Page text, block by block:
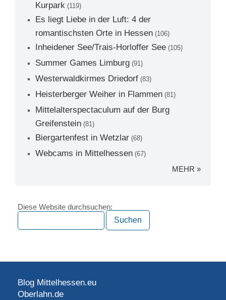
Kurpark (119)
Es liegt Liebe in der Luft: 4 der
romantischsten Orte in Hessen (106)
Inheidener See/Trais-Horloffer See (105)
Summer Games Limburg (91)
Westerwaldkirmes Driedorf (83)
Heisterberger Weiher in Flammen (81)
Mittelalterspectaculum auf der Burg
Greifenstein (81)
Biergartenfest in Wetzlar (68)
Webcams in Mittelhessen (67)
MEHR »
Diese Website durchsuchen:
Blog Mittelhessen.eu
Oberlahn.de